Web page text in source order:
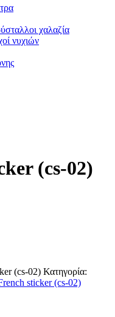
χαλαζία
νυχιών
(cs-02)
(cs-02) Κατηγορία:
sticker (cs-02)